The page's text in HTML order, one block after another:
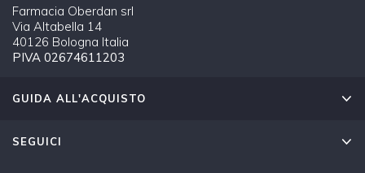
Farmacia Oberdan srl
Via Altabella 14
40126 Bologna Italia
PIVA 02674611203
GUIDA ALL'ACQUISTO
SEGUICI